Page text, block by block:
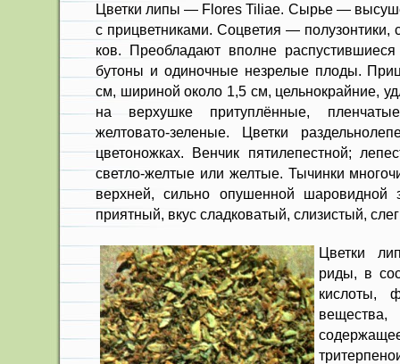
Цветки липы — Flores Tiliae. Сырье —
с прицветниками. Соцветия —
ков. Преобладают вполне
бутоны и одиночные незрелые плоды.
см, шириной око­ло 1,5 см, цельнокрайние,
на верхушке притуп­лённые,
желтовато-зеленые. Цветки
цветонож­ках. Венчик пятилепестной;
светло-желтые или желтые. Тычинки
верхней, сильно опу­шенной шаровидной
приятный, вкус сладковатый, слизистый,
Цветки
риды, в
кис­лоты,